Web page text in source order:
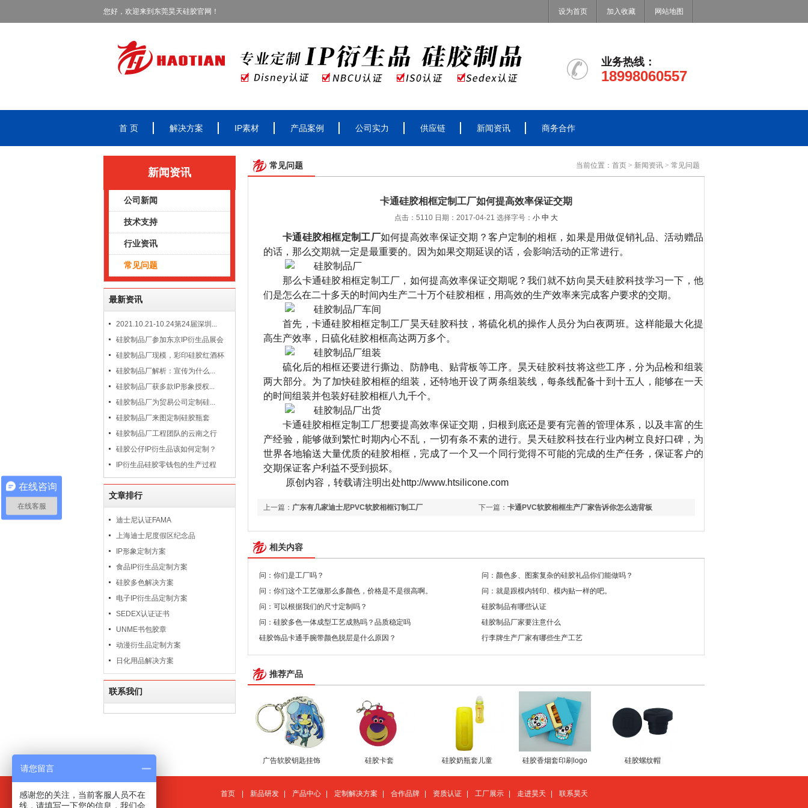
您好，欢迎来到东莞昊天硅胶官网！ 设为首页 加入收藏 网站地图
业务热线：
18998060557
首 页 解决方案 IP素材 产品案例 公司实力 供应链 新闻资讯 商务合作
新闻资讯
公司新闻
技术支持
行业资讯
常见问题
最新资讯
2021.10.21-10.24第24届深圳...
硅胶制品厂参加东京IP衍生品展会
硅胶制品厂现模，彩印硅胶红酒杯
硅胶制品厂解析：宣传为什么...
硅胶制品厂获多款IP形象授权...
硅胶制品厂为贸易公司定制硅...
硅胶制品厂来图定制硅胶瓶套
硅胶制品厂工程团队的云南之行
硅胶公仔IP衍生品该如何定制？
IP衍生品硅胶零钱包的生产过程
文章排行
迪士尼认证FAMA
上海迪士尼度假区纪念品
IP形象定制方案
食品IP衍生品定制方案
硅胶多色解决方案
电子IP衍生品定制方案
SEDEX认证证书
UNME书包胶章
动漫衍生品定制方案
日化用品解决方案
联系我们
常见问题 当前位置： 首页 > 新闻资讯 > 常见问题
卡通硅胶相框定制工厂如何提高效率保证交期
点击：5110 日期：2017-04-21 选择字号： 小 中 大
卡通硅胶相框定制工厂如何提高效率保证交期？客户定制的相框，如果是用做促销礼品、活动赠品
的话，那么交期就一定是最重要的。因为如果交期延误的话，会影响活动的正常进行。
那么卡通硅胶相框定制工厂，如何提高效率保证交期呢？我们就不妨向昊天硅胶科技学习一下，他
们是怎么在二十多天的时间內生产二十万个硅胶相框，用高效的生产效率来完成客户要求的交期。
首先，卡通硅胶相框定制工厂昊天硅胶科技，将硫化机的操作人员分为白夜两班。这样能最大化提
高生产效率，日硫化硅胶相框高达两万多个。
硫化后的相框还要进行撕边、防静电、贴背板等工序。昊天硅胶科技将这些工序，分为品检和组装
两大部分。为了加快硅胶相框的组装，还特地开设了两条组装线，每条线配备十到十五人，能够在一天
的时间组装并包装好硅胶相框八九千个。
卡通硅胶相框定制工厂想要提高效率保证交期，归根到底还是要有完善的管理体系，以及丰富的生
产经验，能够做到繁忙时期内心不乱，一切有条不素的进行。昊天硅胶科技在行业內树立良好口碑，为
世界各地输送大量优质的硅胶相框，完成了一个又一个同行觉得不可能的完成的生产任务，保证客户的
交期保证客户利益不受到损坏。
原创内容，转载请注明出处http://www.htsilicone.com
上一篇： 广东有几家迪士尼PVC软胶相框订制工厂 下一篇： 卡通PVC软胶相框生产厂家告诉你怎么选背板
相关内容
问：你们是工厂吗？
问：颜色多、图案复杂的硅胶礼品你们能做吗？
问：你们这个工艺做那么多颜色，价格是不是很高啊。
问：就是跟模内转印、模内贴一样的吧。
问：可以根据我们的尺寸定制吗？
硅胶制品有哪些认证
问：硅胶多色一体成型工艺成熟吗？品质稳定吗
硅胶制品厂家要注意什么
硅胶饰品卡通手腕带颜色脱层是什么原因？
行李牌生产厂家有哪些生产工艺
推荐产品
广告软胶钥匙挂饰 硅胶卡套 硅胶奶瓶套儿童 硅胶香烟套印刷logo 硅胶螺纹帽
首页 新品研发 产品中心 定制解决方案 合作品牌 资质认证 工厂展示 走进昊天 联系昊天
在线咨询
在线客服
请您留言
感谢您的关注，当前客服人员不在
线，请填写一下您的信息，我们会